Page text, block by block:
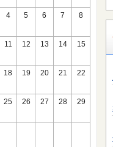
4 5 6 7 8
11 12 13 14 15
18 19 20 21 22
25 26 27 28 29